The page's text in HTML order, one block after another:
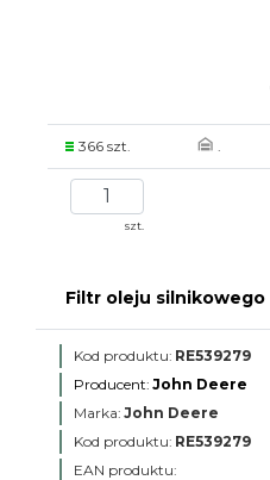
366 szt. .
szt.
Filtr oleju silnikowego
Kod produktu: RE539279
Producent: John Deere
Marka: John Deere
Kod produktu: RE539279
EAN produktu: